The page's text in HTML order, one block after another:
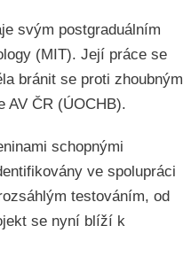
svým postgraduálním
(MIT). Její práce se
bránit se proti zhoubným
AV ČR (ÚOCHB).
schopnými
ve spolupráci
testováním, od
se nyní blíží k